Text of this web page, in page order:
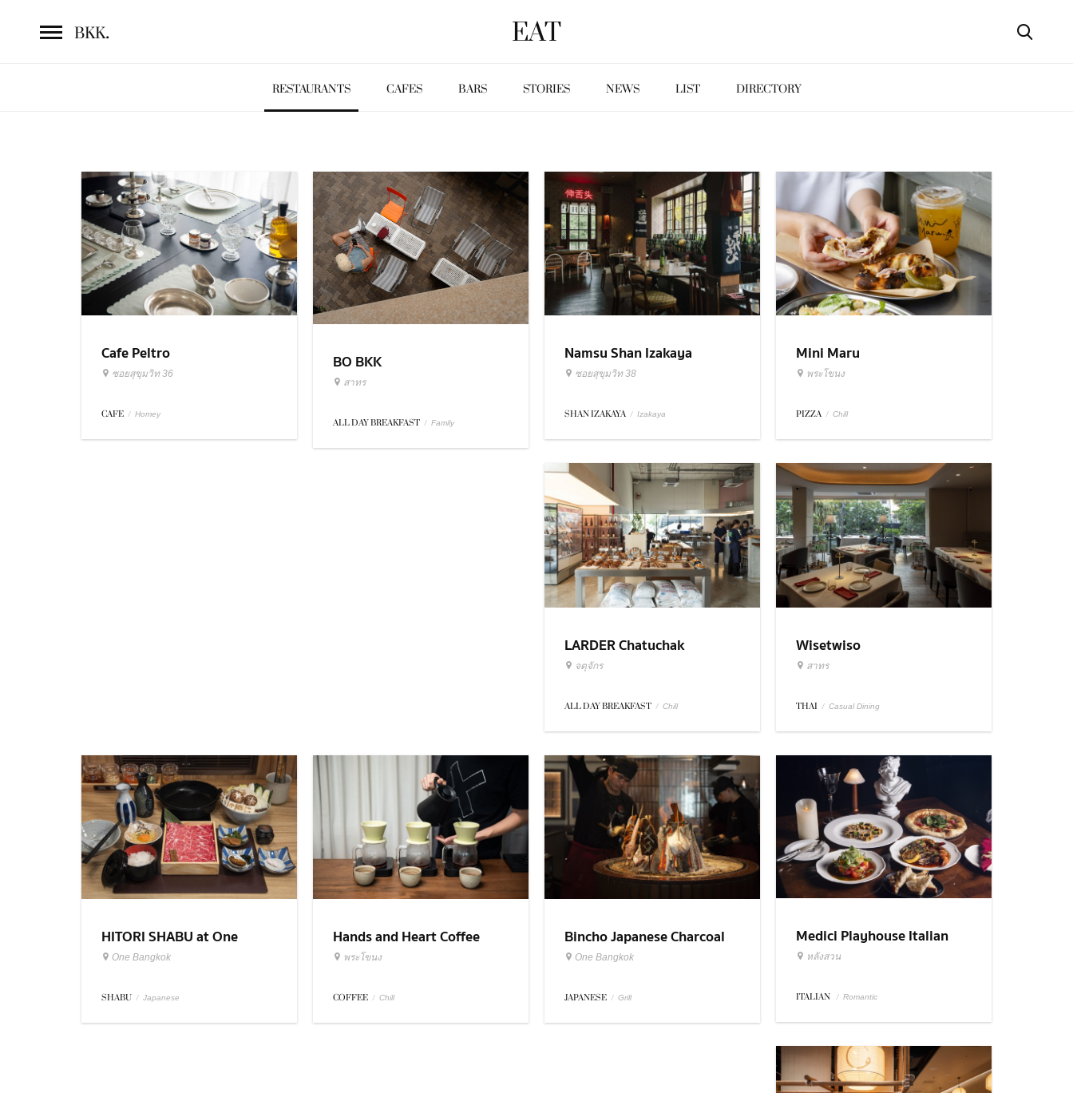
BKK. EAT
RESTAURANTS CAFES BARS STORIES NEWS LIST DIRECTORY
Cafe Peltro
ซอยสุขุมวิท 36
CAFE / Homey
BO BKK
สาทร
ALL DAY BREAKFAST / Family
Namsu Shan Izakaya
ซอยสุขุมวิท 38
SHAN IZAKAYA / Izakaya
Mini Maru
พระโขนง
PIZZA / Chill
LARDER Chatuchak
จตุจักร
ALL DAY BREAKFAST / Chill
Wisetwiso
สาทร
THAI / Casual Dining
HITORI SHABU at One
Bangkok
One Bangkok
SHABU / Japanese
Hands and Heart Coffee
Roasters
พระโขนง
COFFEE / Chill
Bincho Japanese Charcoal
Grilled
One Bangkok
JAPANESE / Grill
Medici Playhouse Italian
Restaurant & Bar Bangkok
หลังสวน
ITALIAN / Romantic